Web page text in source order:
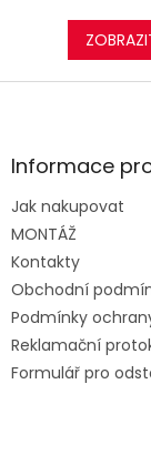
Z
aInformace
Jak nakupovat
MONTÁŽ
Kontakty
Obchodní
Podmínky
Reklamační
Formulář pro